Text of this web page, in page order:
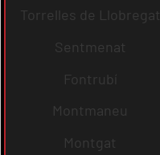
Torrelles de Llobregat
Sentmenat
Fontrubí
Montmaneu
Montgat